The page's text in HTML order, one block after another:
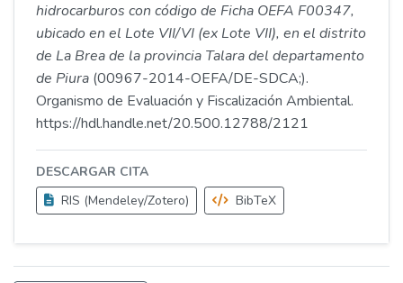
hidrocarburos con código de Ficha OEFA F00347,
ubicado en el Lote VII/VI (ex Lote VII), en el distrito
de La Brea de la provincia Talara del departamento
de Piura (00967-2014-OEFA/DE-SDCA;).
Organismo de Evaluación y Fiscalización Ambiental.
https://hdl.handle.net/20.500.12788/2121
DESCARGAR CITA
RIS (Mendeley/Zotero)
BibTeX